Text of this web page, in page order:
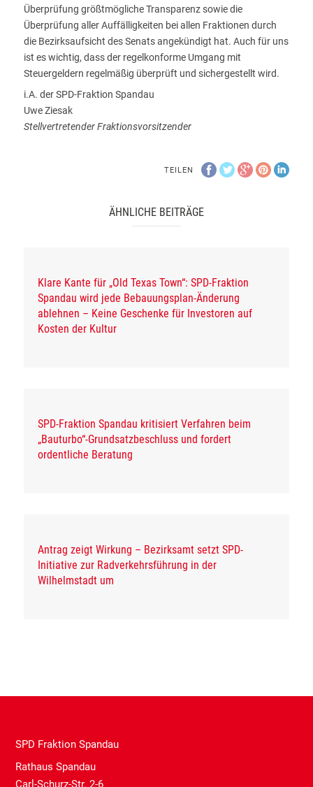
Überprüfung größtmögliche Transparenz sowie die
Überprüfung aller Auffälligkeiten bei allen Fraktionen durch
die Bezirksaufsicht des Senats angekündigt hat. Auch für uns
ist es wichtig, dass der regelkonforme Umgang mit
Steuergeldern regelmäßig überprüft und sichergestellt wird.
i.A. der SPD-Fraktion Spandau
Uwe Ziesak
Stellvertretender Fraktionsvorsitzender
TEILEN
ÄHNLICHE BEITRÄGE
Klare Kante für „Old Texas Town“: SPD-Fraktion
Spandau wird jede Bebauungsplan-Änderung
ablehnen – Keine Geschenke für Investoren auf
Kosten der Kultur
SPD-Fraktion Spandau kritisiert Verfahren beim
„Bauturbo“-Grundsatzbeschluss und fordert
ordentliche Beratung
Antrag zeigt Wirkung – Bezirksamt setzt SPD-
Initiative zur Radverkehrsführung in der
Wilhelmstadt um
SPD Fraktion Spandau
Rathaus Spandau
Carl-Schurz-Str. 2-6